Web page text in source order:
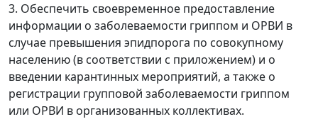
3. Обеспечить своевременное предоставление
информации о заболеваемости гриппом и ОРВИ в
случае превышения эпидпорога по совокупному
населению (в соответствии с приложением) и о
введении карантинных мероприятий, а также о
регистрации групповой заболеваемости гриппом
или ОРВИ в организованных коллективах.